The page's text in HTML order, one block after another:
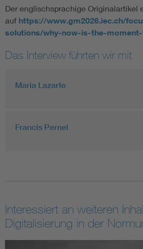
Der englischsprachige Originalartikel
auf https://www.gm2026.iec.ch/
solutions/why-now-is-the-
Das Interview führten wir mit
Maria Lazarte
Francis Pernel
Interessiert an weiteren
Digitalisierung in der